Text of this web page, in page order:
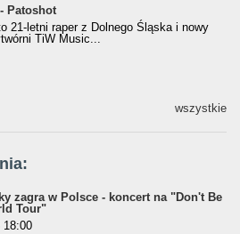
Patoshot
21-letni raper z Dolnego Śląska i nowy
TiW Music...
wszystkie
zagra w Polsce - koncert na "Don't Be
Tour"
18:00